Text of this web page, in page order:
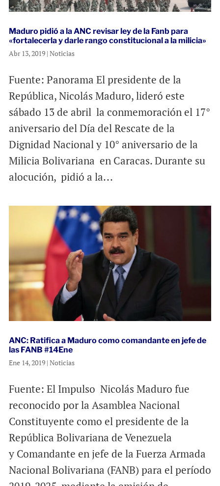
Maduro pidió a la ANC revisar ley de la Fanb para
«fortalecerla y darle rango constitucional a la milicia»
Abr 13, 2019| Noticias
Fuente: Panorama El presidente de la
República, Nicolás Maduro, lideró este
sábado 13 de abril la conmemoración el 17°
aniversario del Día del Rescate de la
Dignidad Nacional y 10° aniversario de la
Milicia Bolivariana en Caracas. Durante su
alocución, pidió a la...
ANC: Ratifica a Maduro como comandante en jefe de
las FANB #14Ene
Ene 14, 2019| Noticias
Fuente: El Impulso Nicolás Maduro fue
reconocido por la Asamblea Nacional
Constituyente como el presidente de la
República Bolivariana de Venezuela
y Comandante en jefe de la Fuerza Armada
Nacional Bolivariana (FANB) para el período